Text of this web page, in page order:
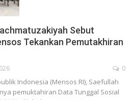
Sebut
Tekankan Pemutakhiran
0
Indonesia (Mensos RI), Saefullah
pemuktahiran Data Tunggal Sosial